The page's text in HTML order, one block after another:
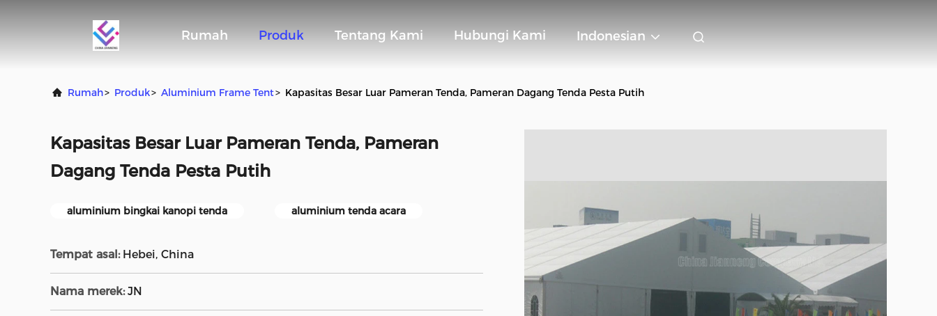
Rumah Produk Tentang Kami Hubungi Kami Indonesian
Rumah> Produk> Aluminium Frame Tent> Kapasitas Besar Luar Pameran Tenda, Pameran Dagang Tenda Pesta Putih
Kapasitas Besar Luar Pameran Tenda, Pameran
Dagang Tenda Pesta Putih
aluminium bingkai kanopi tenda aluminium tenda acara
Tempat asal: Hebei, China
Nama merek: JN